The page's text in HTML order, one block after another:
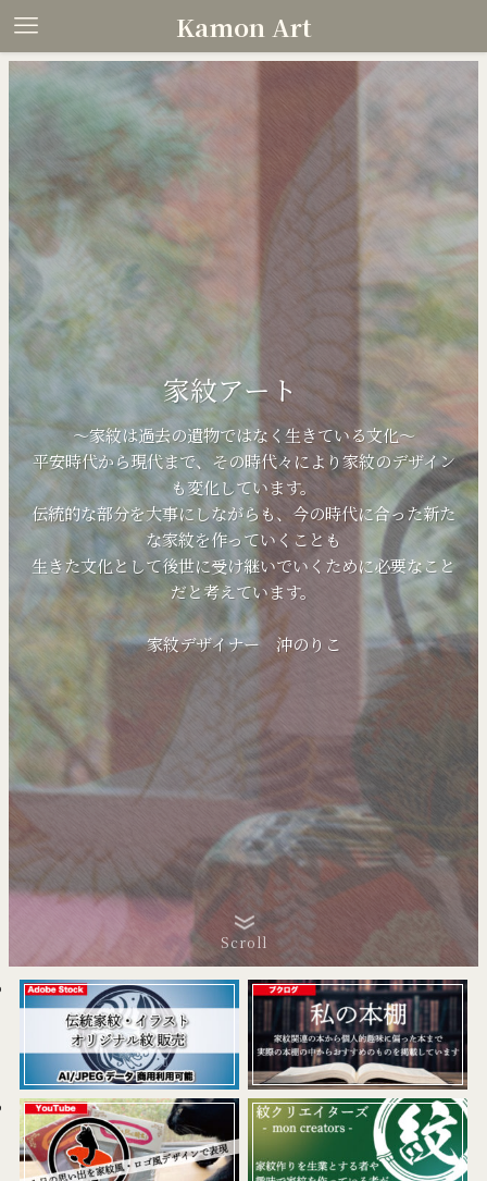
Kamon Art
家紋アート
〜家紋は過去の遺物ではなく生きている文化〜
平安時代から現代まで、その時代々により家紋のデザイン
も変化しています。
伝統的な部分を大事にしながらも、今の時代に合った新た
な家紋を作っていくことも
生きた文化として後世に受け継いでいくために必要なこと
だと考えています。
家紋デザイナー 沖のりこ
Scroll